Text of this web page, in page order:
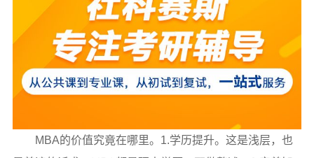
MBA的价值究竟在哪里。1.学历提升。这是浅层，也